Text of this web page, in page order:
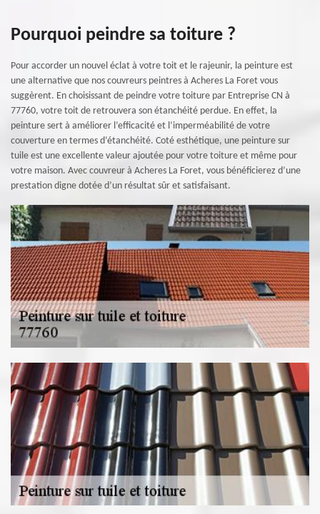
Pourquoi peindre sa toiture ?
Pour accorder un nouvel éclat à votre toit et le rajeunir, la peinture est
une alternative que nos couvreurs peintres à Acheres La Foret vous
suggèrent. En choisissant de peindre votre toiture par Entreprise CN à
77760, votre toit de retrouvera son étanchéité perdue. En effet, la
peinture sert à améliorer l’efficacité et l’imperméabilité de votre
couverture en termes d’étanchéité. Coté esthétique, une peinture sur
tuile est une excellente valeur ajoutée pour votre toiture et même pour
votre maison. Avec couvreur à Acheres La Foret, vous bénéficierez d’une
prestation digne dotée d’un résultat sûr et satisfaisant.